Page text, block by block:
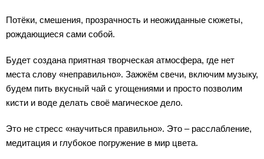
Потёки, смешения, прозрачность и неожиданные сюжеты,
рождающиеся сами собой.
Будет создана приятная творческая атмосфера, где нет
места слову «неправильно». Зажжём свечи, включим музыку,
будем пить вкусный чай с угощениями и просто позволим
кисти и воде делать своё магическое дело.
Это не стресс «научиться правильно». Это – расслабление,
медитация и глубокое погружение в мир цвета.